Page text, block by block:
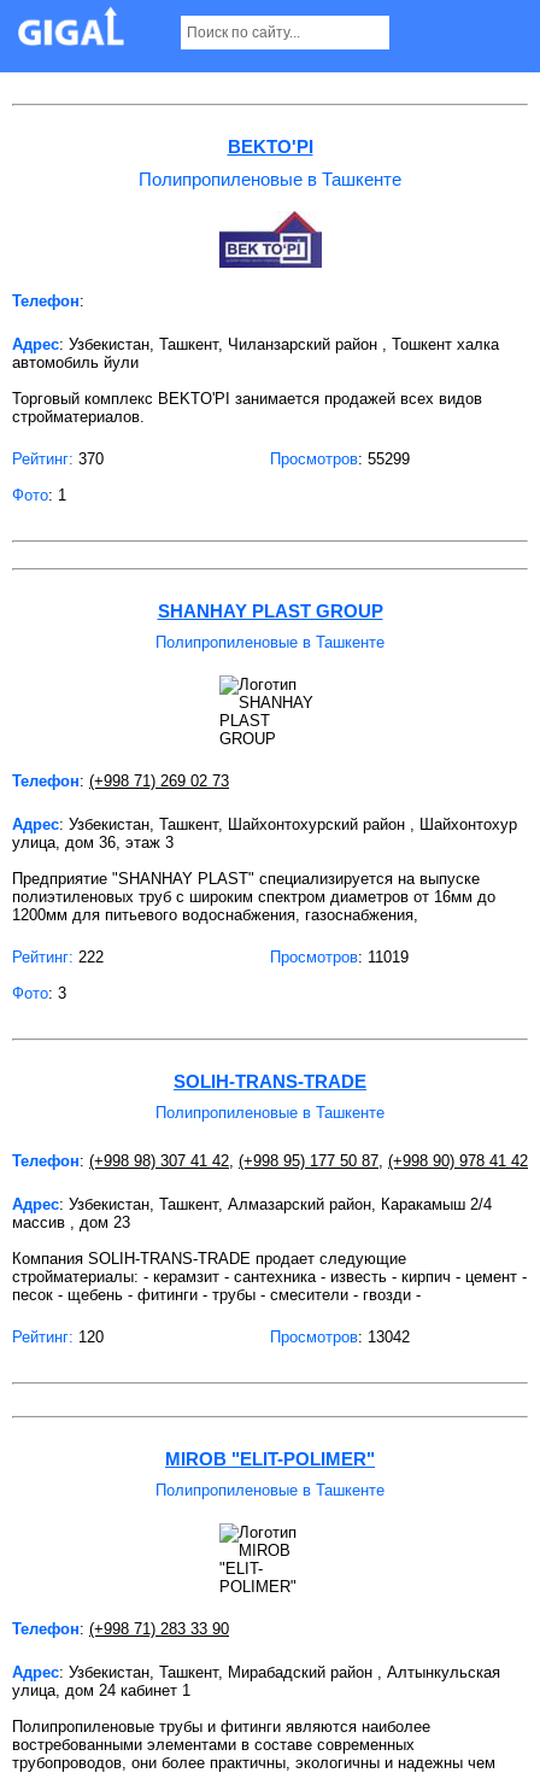
Полипропиленовые в Ташкенте
BEKTO'PI
Полипропиленовые в Ташкенте
Телефон:
Адрес: Узбекистан, Ташкент, Чиланзарский район , Тошкент халка
автомобиль йули
Торговый комплекс BEKTO'PI занимается продажей всех видов
стройматериалов.
Рейтинг: 370 Просмотров: 55299
Фото: 1
SHANHAY PLAST GROUP
Полипропиленовые в Ташкенте
Телефон: (+998 71) 269 02 73
Адрес: Узбекистан, Ташкент, Шайхонтохурский район , Шайхонтохур
улица, дом 36, этаж 3
Предприятие "SHANHAY PLAST" специализируется на выпуске
полиэтиленовых труб с широким спектром диаметров от 16мм до
1200мм для питьевого водоснабжения, газоснабжения,
Рейтинг: 222 Просмотров: 11019
Фото: 3
SOLIH-TRANS-TRADE
Полипропиленовые в Ташкенте
Телефон: (+998 98) 307 41 42, (+998 95) 177 50 87, (+998 90) 978 41 42
Адрес: Узбекистан, Ташкент, Алмазарский район, Каракамыш 2/4
массив , дом 23
Компания SOLIH-TRANS-TRADE продает следующие
стройматериалы: - керамзит - сантехника - известь - кирпич - цемент -
песок - щебень - фитинги - трубы - смесители - гвозди -
Рейтинг: 120 Просмотров: 13042
MIROB "ELIT-POLIMER"
Полипропиленовые в Ташкенте
Телефон: (+998 71) 283 33 90
Адрес: Узбекистан, Ташкент, Мирабадский район , Алтынкульская
улица, дом 24 кабинет 1
Полипропиленовые трубы и фитинги являются наиболее
востребованными элементами в составе современных
трубопроводов, они более практичны, экологичны и надежны чем